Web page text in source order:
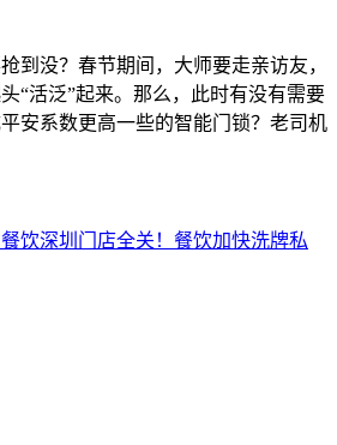
没？春节期间，大师要走亲访友，
“活泛”起来。那么，此时有没有需要
安系数更高一些的智能门锁？老司机
饮深圳门店全关！餐饮加快洗牌私